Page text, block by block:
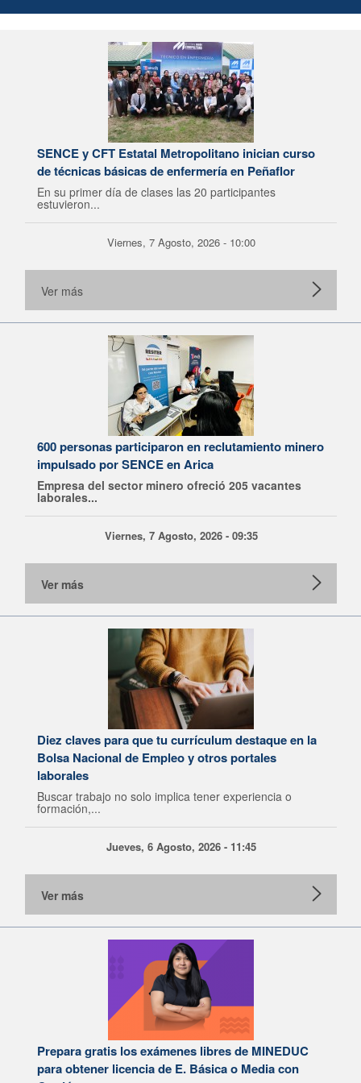
SENCE y CFT Estatal Metropolitano inician curso
de técnicas básicas de enfermería en Peñaflor
En su primer día de clases las 20 participantes
estuvieron...
Viernes, 7 Agosto, 2026 - 10:00
Ver más
600 personas participaron en reclutamiento minero
impulsado por SENCE en Arica
Empresa del sector minero ofreció 205 vacantes
laborales...
Viernes, 7 Agosto, 2026 - 09:35
Ver más
Diez claves para que tu currículum destaque en la
Bolsa Nacional de Empleo y otros portales
laborales
Buscar trabajo no solo implica tener experiencia o
formación,...
Jueves, 6 Agosto, 2026 - 11:45
Ver más
Prepara gratis los exámenes libres de MINEDUC
para obtener licencia de E. Básica o Media con